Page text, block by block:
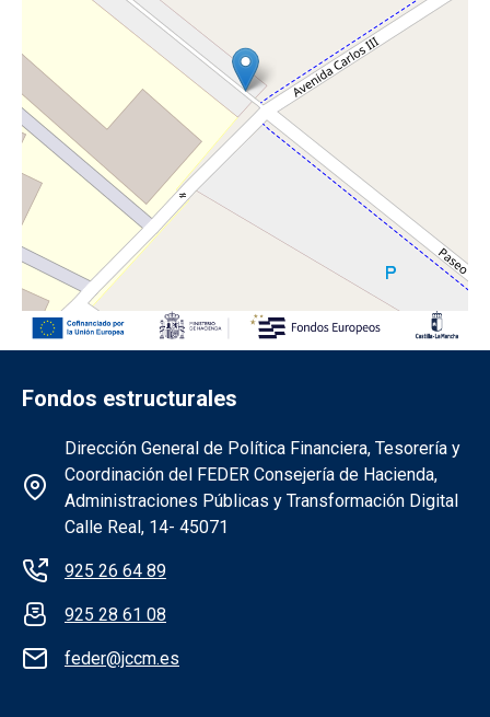
Fondos estructurales
Información de la institución FEDER
Dirección General de Política Financiera, Tesorería y
Coordinación del FEDER Consejería de Hacienda,
Administraciones Públicas y Transformación Digital
Calle Real, 14- 45071
925 26 64 89
925 28 61 08
feder@jccm.es